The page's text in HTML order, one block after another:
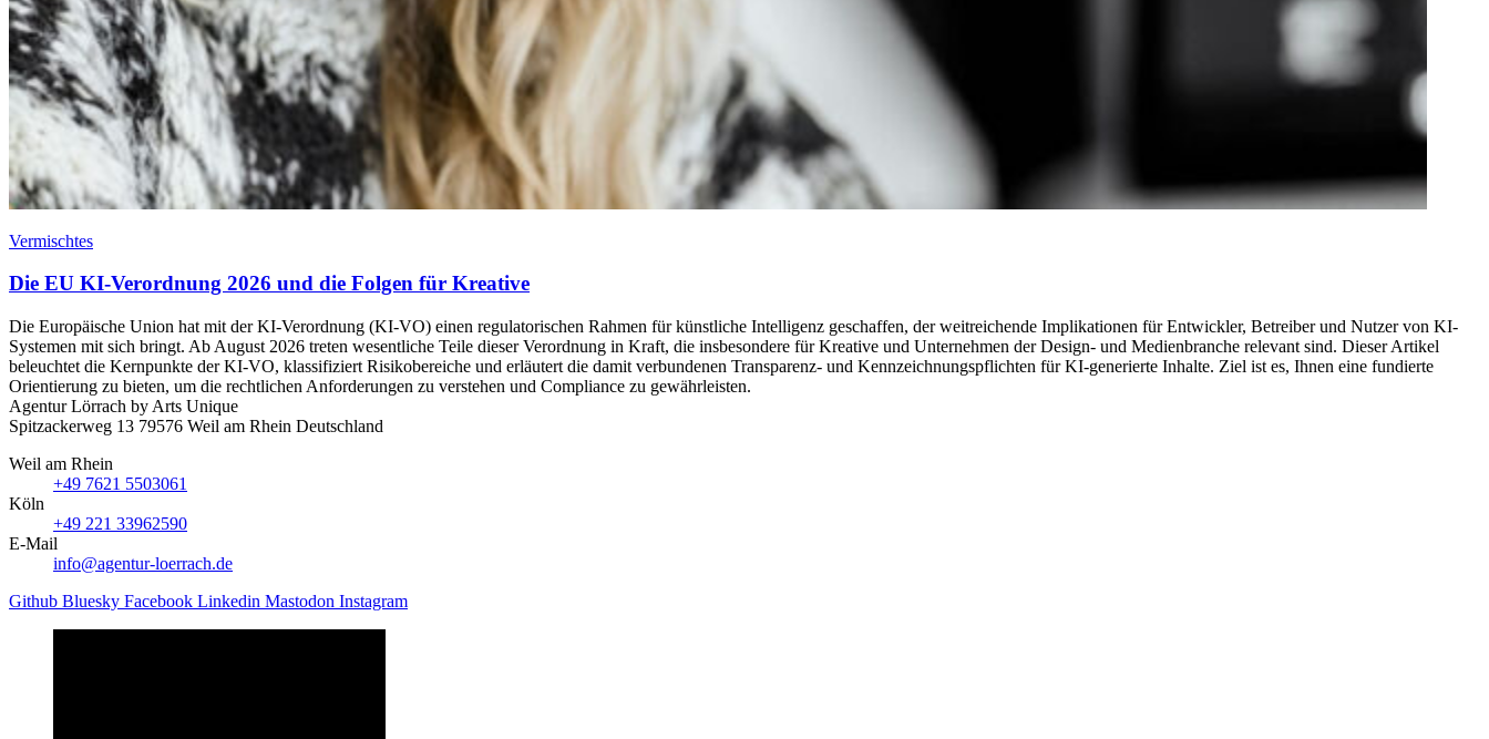
Vermischtes
Die EU KI-Verordnung 2026 und die Folgen für Kreative
Die Europäische Union hat mit der KI-Verordnung (KI-VO) einen regulatorischen Rahmen für künstliche Intelligenz geschaffen, der weitreichende Implikationen für Entwickler, Betreiber und Nutzer von KI-
Systemen mit sich bringt. Ab August 2026 treten wesentliche Teile dieser Verordnung in Kraft, die insbesondere für Kreative und Unternehmen der Design- und Medienbranche relevant sind. Dieser Artikel
beleuchtet die Kernpunkte der KI-VO, klassifiziert Risikobereiche und erläutert die damit verbundenen Transparenz- und Kennzeichnungspflichten für KI-generierte Inhalte. Ziel ist es, Ihnen eine fundierte
Orientierung zu bieten, um die rechtlichen Anforderungen zu verstehen und Compliance zu gewährleisten.
Agentur Lörrach by Arts Unique
Spitzackerweg 13 79576 Weil am Rhein Deutschland
Weil am Rhein
+49 7621 5503061
Köln
+49 221 33962590
E-Mail
info@agentur-loerrach.de
Github Bluesky Facebook Linkedin Mastodon Instagram